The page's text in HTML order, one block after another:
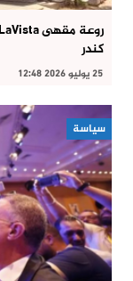
كندر
25 يوليو 2026 12:48
سياسة